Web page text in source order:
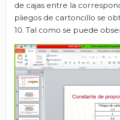
de cajas entre la
pliegos de cartoncillo se
10. Tal como se puede